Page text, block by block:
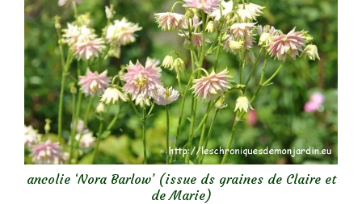
ancolie ‘Nora Barlow’ (issue ds graines de Claire et
de Marie)